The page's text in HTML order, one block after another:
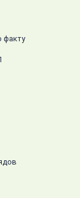
факту